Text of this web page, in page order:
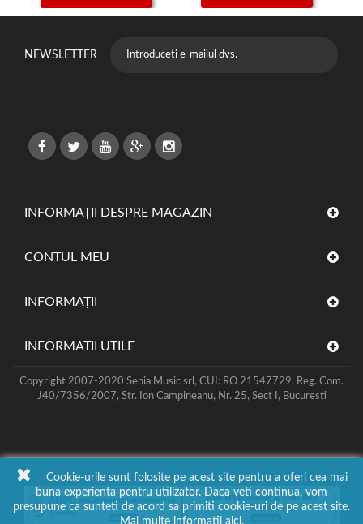
NEWSLETTER
INFORMAȚII DESPRE MAGAZIN
CONTUL MEU
INFORMAŢII
INFORMATII UTILE
Cookie-urile sunt folosite pe acest site pentru a oferi cea mai
buna experienta pentru utilizator. Daca veti continua, vom
presupune ca sunteti de acord sa primiti cookie-uri de pe acest site.
Mai multe informatii aici.
Copyright 2007-2020 Senia Music srl, CUI: RO 21547729, Reg. Com.
J40/7356/2007, Str. Ion Campineanu, Nr. 25, Sect I, Bucuresti